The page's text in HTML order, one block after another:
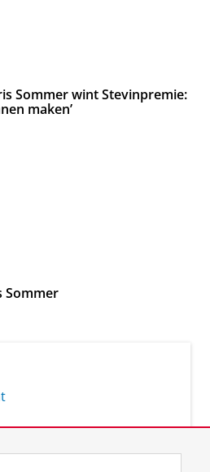
Sommer wint Stevinpremie:
maken’
Sommer